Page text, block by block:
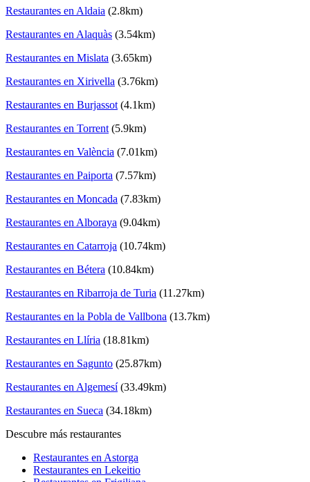
Restaurantes en Aldaia (2.8km)
Restaurantes en Alaquàs (3.54km)
Restaurantes en Mislata (3.65km)
Restaurantes en Xirivella (3.76km)
Restaurantes en Burjassot (4.1km)
Restaurantes en Torrent (5.9km)
Restaurantes en València (7.01km)
Restaurantes en Paiporta (7.57km)
Restaurantes en Moncada (7.83km)
Restaurantes en Alboraya (9.04km)
Restaurantes en Catarroja (10.74km)
Restaurantes en Bétera (10.84km)
Restaurantes en Ribarroja de Turia (11.27km)
Restaurantes en la Pobla de Vallbona (13.7km)
Restaurantes en Llíria (18.81km)
Restaurantes en Sagunto (25.87km)
Restaurantes en Algemesí (33.49km)
Restaurantes en Sueca (34.18km)
Descubre más restaurantes
Restaurantes en Astorga
Restaurantes en Lekeitio